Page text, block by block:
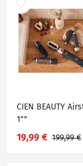
CIEN BEAUTY
1""
19,99 € 199,99 €